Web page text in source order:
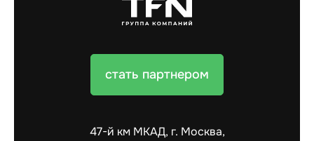
стать партнером
47-й км МКАД, г. Москва,